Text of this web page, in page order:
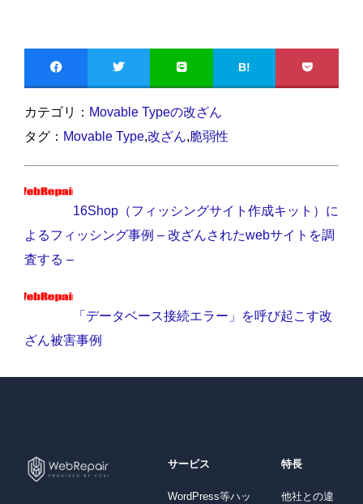
B!
カテゴリ： Movable Typeの改ざん
タグ： Movable Type,改ざん,脆弱性
16Shop（フィッシングサイト作成キット）に
よるフィッシング事例 – 改ざんされたwebサイトを調
査する –
「データベース接続エラー」を呼び起こす改
ざん被害事例
サービス
WordPress等ハッ
特長
他社との違